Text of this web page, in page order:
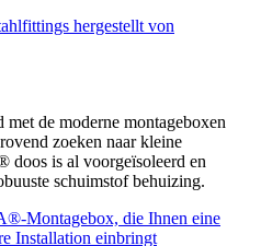
de moderne montageboxen
zoeken naar kleine
is al voorgeïsoleerd en
schuimstof behuizing.